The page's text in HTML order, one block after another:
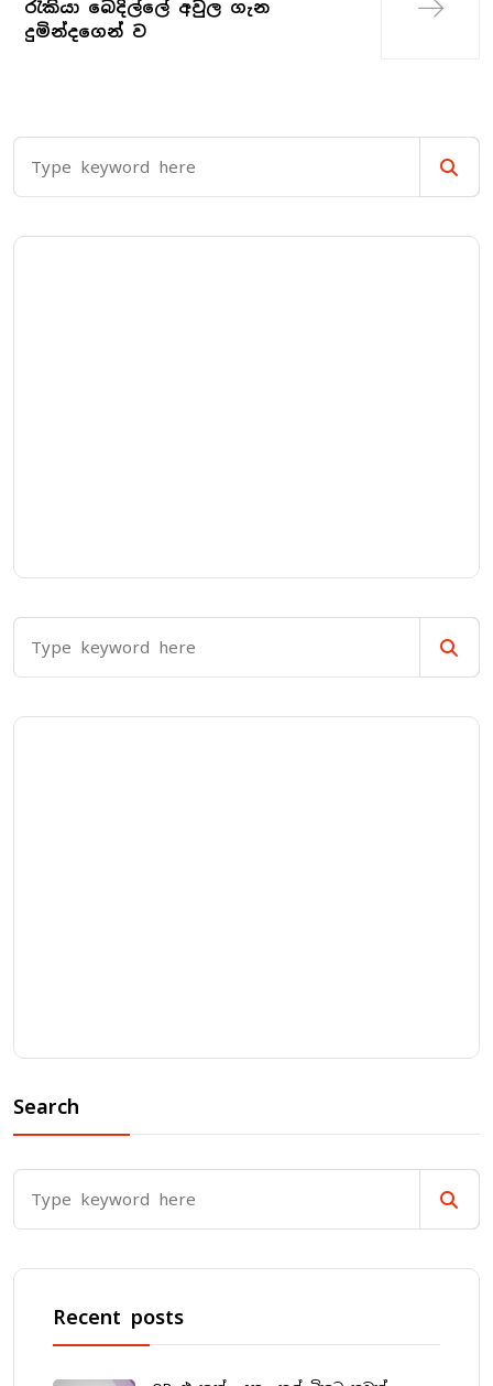
රැකියා බෙදිල්ලේ අවුල ගැන
දුමින්දගෙන් ව
Search
Recent posts